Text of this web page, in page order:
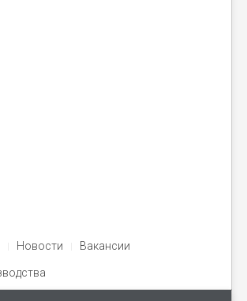
Новости Вакансии